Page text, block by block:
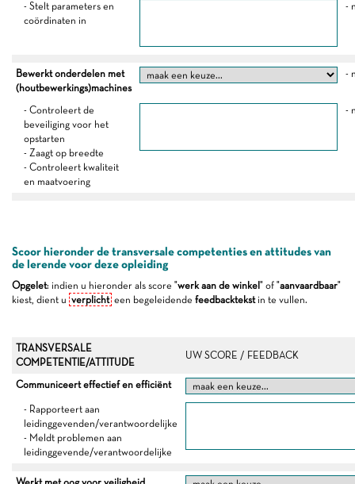
- Stelt parameters en
coördinaten in
-
Bewerkt onderdelen met
(houtbewerkings)machines
-
- Controleert de
beveiliging voor het
opstarten
- Zaagt op breedte
- Controleert kwaliteit
en maatvoering
-
Scoor hieronder de transversale competenties en attitudes van
de lerende voor deze opleiding
Opgelet: indien u hieronder als score "werk aan de winkel " of "aanvaardbaar"
kiest, dient u verplicht een begeleidende feedbacktekstin te vullen.
TRANSVERSALE
COMPETENTIE/ATTITUDE
UW SCORE / FEEDBACK
Communiceert effectief en efficiënt
- Rapporteert aan
leidinggevenden/verantwoordelijke
- Meldt problemen aan
leidinggevende/verantwoordelijke